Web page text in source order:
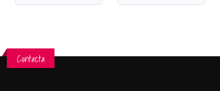
Contacta